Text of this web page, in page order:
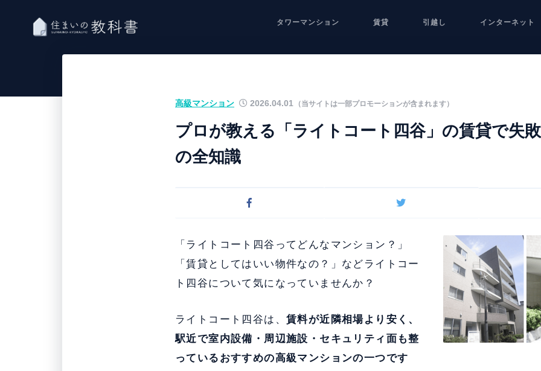
タワーマンション 賃貸 引越し インターネット
（当サイトは一部プロモーションが含まれます）
高級マンション 2026.04.01
プロが教える「ライトコート四谷」の賃貸で失
の全知識
「ライトコート四谷ってどんなマンション？」
「賃貸としてはいい物件なの？」などライトコー
ト四谷について気になっていませんか？
ライトコート四谷は、 賃料が近隣相場より安く、
駅近で室内設備・周辺施設・セキュリティ面も整
っている おすすめの高級マンションの一つです